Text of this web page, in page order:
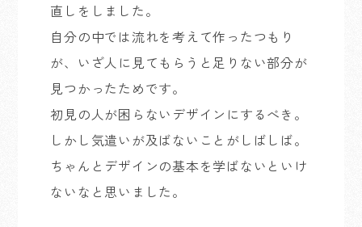
直しをしました。
自分の中では流れを考えて作ったつもり
が、いざ人に見てもらうと足りない部分が
見つかったためです。
初見の人が困らないデザインにするべき。
しかし気遣いが及ばないことがしばしば。
ちゃんとデザインの基本を学ばないといけ
ないなと思いました。